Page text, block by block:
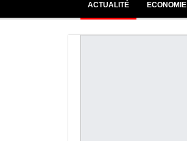
ACTUALITÉ ECONOMIE